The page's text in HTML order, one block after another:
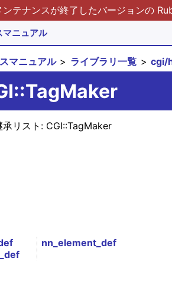
テナンスが終了したバージョンの
ニュアル
マニュアル ライブラリ一覧 cgi/
承リスト: CGI::TagMaker
nn_element_def